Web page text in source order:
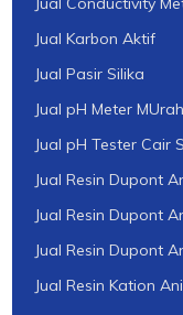
Jual Karbon Aktif
Jual Pasir Silika
Jual pH Meter
Jual pH Tester Cair
Jual Resin Dupont
Jual Resin Dupont
Jual Resin Dupont
Jual Resin Kation